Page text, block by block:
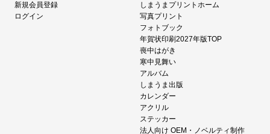
新規会員登録
ログイン
しまうまプリントホーム
写真プリント
フォトブック
年賀状印刷2027年版TOP
喪中はがき
寒中見舞い
アルバム
しまうま出版
カレンダー
アクリル
ステッカー
法人向け OEM・ノベルティ制作